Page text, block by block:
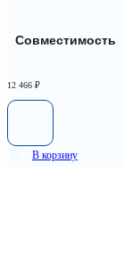
Совместимость
12 466 ₽
В корзину